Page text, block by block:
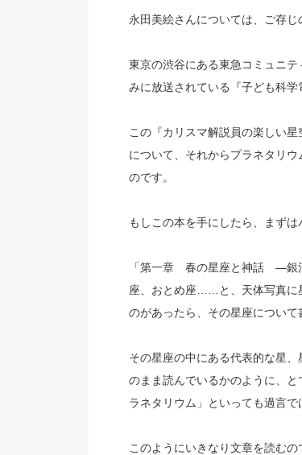
永田美絵さんについては、ご存じ
東京の渋谷にある東急コミュニ
みに放送されている『子ども科学
この『カリスマ解説員の楽しい
について、それからプラネタリ
のです。
もしこの本を手にしたら、まずは
「第一章 春の星座と神話 ―銀
座、おとめ座……と、天体写真に
のがあったら、その星座について
その星座の中にある代表的な星
のまま読んでいるかのように、
ラネタリウム」といっても過言で
このようにいきなり文章を読む